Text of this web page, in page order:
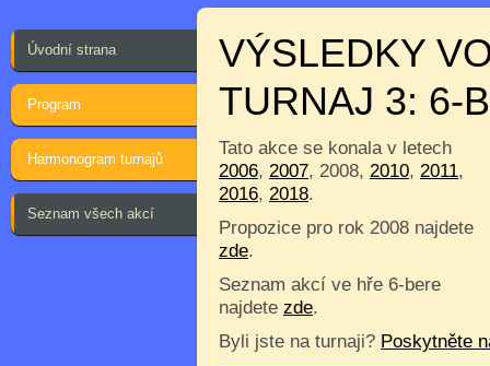
Úvodní strana
Program
Harmonogram turnajů
Seznam všech akcí
VÝSLEDKY
TURNAJ 3: 6-
Tato akce se konala v letech
2006, 2007, 2008, 2010, 2011,
2016, 2018.
Propozice pro rok 2008 najdete
zde.
Seznam akcí ve hře 6-bere
najdete zde.
Byli jste na turnaji? Poskytněte